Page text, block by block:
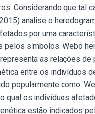
Considerando que tal
analise o
por uma
pelos símbolos. Webo
as relações de
entre os indivíduos
popularmente como.
qual os indivíduos
estão indicados